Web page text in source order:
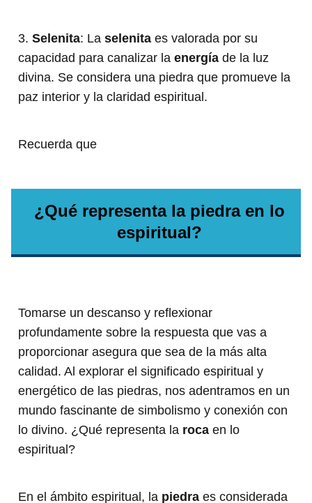
3. Selenita: La selenita es valorada por su
capacidad para canalizar la energía de la luz
divina. Se considera una piedra que promueve la
paz interior y la claridad espiritual.
Recuerda que
¿Qué representa la piedra en lo
espiritual?
Tomarse un descanso y reflexionar
profundamente sobre la respuesta que vas a
proporcionar asegura que sea de la más alta
calidad. Al explorar el significado espiritual y
energético de las piedras, nos adentramos en un
mundo fascinante de simbolismo y conexión con
lo divino. ¿Qué representa la roca en lo
espiritual?
En el ámbito espiritual, la piedra es considerada